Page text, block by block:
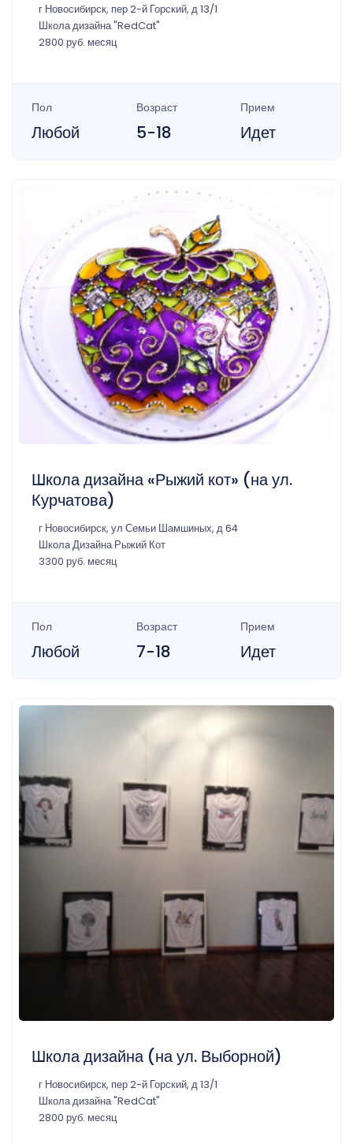
г Новосибирск, пер 2-й Горский, д 13/1
Школа дизайна "RedCat"
2800 руб. месяц
Пол
Любой
Возраст
5-18
Прием
Идет
Школа дизайна «Рыжий кот» (на ул.
Курчатова)
г Новосибирск, ул Семьи Шамшиных, д 64
Школа Дизайна Рыжий Кот
3300 руб. месяц
Пол
Любой
Возраст
7-18
Прием
Идет
Школа дизайна (на ул. Выборной)
г Новосибирск, пер 2-й Горский, д 13/1
Школа дизайна "RedCat"
2800 руб. месяц